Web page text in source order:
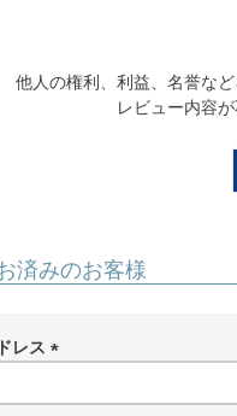
他人の権利、利益、名誉な
レビュー内容
済みのお客様
レス
必